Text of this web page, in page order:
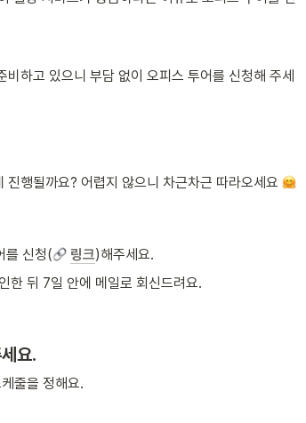
하고 있으니 부담 없이 오피스 투어를 신청해 주세
행될까요? 어렵지 않으니 차근차근 따라오세요
를 신청( 링크)해주세요.
한 뒤 7일 안에 메일로 회신드려요.
요.
줄을 정해요.